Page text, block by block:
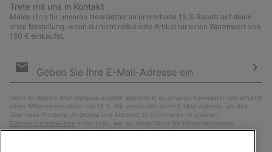
Trete mit uns in Kontakt
Melde dich für unseren Newsletter an und erhalte 15 % Rabatt auf deine
erste Bestellung, wenn du nicht reduzierte Artikel für einen Warenwert von
150 € einkaufst.
Anmeldung
Wenn du deine E-Mail-Adresse angibst, abonnierst du unseren Newsletter und erhältst
einen Willkommensrabatt von 15 %. Wir verwenden deine E-Mail-Adresse, um dich
über neue Produkte, Angebote und Aktionen zu informieren. In unseren
Datenschutzhinweisen erfährst du, wie wir deine Daten für Marketingzwecke
verarbeiten und wie du deine Zustimmung widerrufen kannst.